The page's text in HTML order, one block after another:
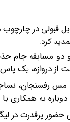
قبولی در
کرد.
فصل گذشته در تمامی ۲۲
مس رفسنجان،
حضور پرقدرت در